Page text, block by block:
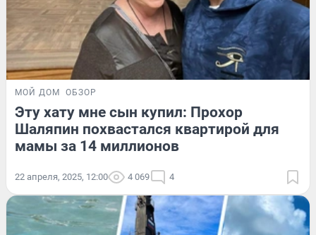
МОЙ ДОМ ОБЗОР
Эту хату мне сын купил: Прохор
Шаляпин похвастался квартирой для
мамы за 14 миллионов
22 апреля, 2025, 12:00 4 069 4